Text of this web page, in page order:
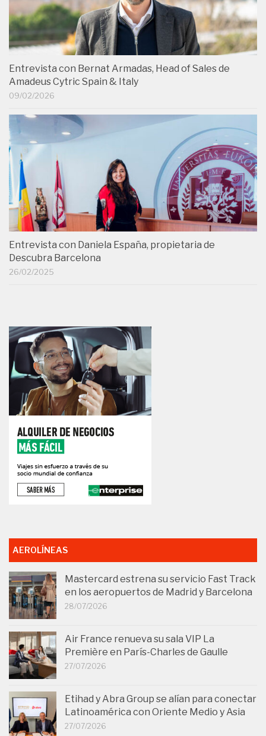
Entrevista con Bernat Armadas, Head of Sales de
Amadeus Cytric Spain & Italy
09/02/2026
Entrevista con Daniela España, propietaria de
Descubra Barcelona
26/02/2025
AEROLÍNEAS
Mastercard estrena su servicio Fast Track
en los aeropuertos de Madrid y Barcelona
28/07/2026
Air France renueva su sala VIP La
Première en París-Charles de Gaulle
27/07/2026
Etihad y Abra Group se alían para conectar
Latinoamérica con Oriente Medio y Asia
27/07/2026